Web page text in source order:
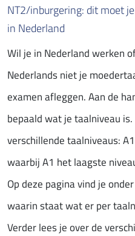
NT2/inburgering: dit moet
in Nederland
Wil je in Nederland werken
Nederlands niet je
examen afleggen. Aan de
bepaald wat je taalniveau
verschillende taalniveaus:
waarbij A1 het laagste
Op deze pagina vind je
waarin staat wat er per
Verder lees je over de